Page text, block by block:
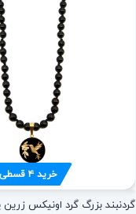
خرید۴
گردنبند بزرگ گرد اونیکس زرین